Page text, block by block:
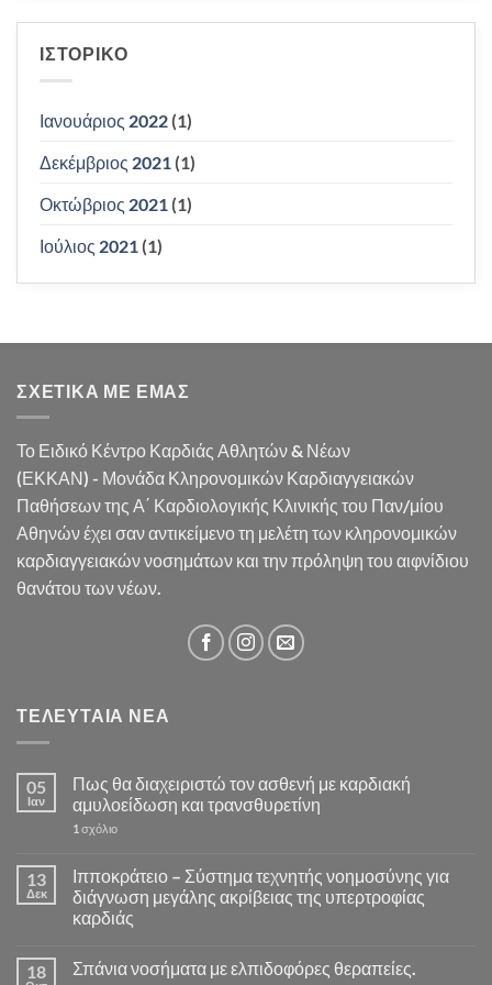
ΙΣΤΟΡΙΚΌ
Ιανουάριος 2022 (1)
Δεκέμβριος 2021 (1)
Οκτώβριος 2021 (1)
Ιούλιος 2021 (1)
ΣΧΕΤΙΚΑ ΜΕ ΕΜΆΣ
Το Ειδικό Κέντρο Καρδιάς Αθλητών & Νέων
(ΕΚΚΑΝ) - Μονάδα Κληρονομικών Καρδιαγγειακών
Παθήσεων της Α΄ Καρδιολογικής Κλινικής του Παν/μίου
Αθηνών έχει σαν αντικείμενο τη μελέτη των κληρονομικών
καρδιαγγειακών νοσημάτων και την πρόληψη του αιφνίδιου
θανάτου των νέων.
ΤΕΛΕΥΤΑΊΑ ΝΈΑ
05
Ιαν
Πως θα διαχειριστώ τον ασθενή με καρδιακή
αμυλοείδωση και τρανσθυρετίνη
1 σχόλιοστο
διαχειριστώ
τον
ασθενή
με
καρδιακή
τρανσθυρετίνη
13
Δεκ
Ιπποκράτειο – Σύστημα τεχνητής νοημοσύνης για
διάγνωση μεγάλης ακρίβειας της υπερτροφίας
καρδιάς
σχόλια
18 Σπάνια νοσήματα με ελπιδοφόρες θεραπείες.